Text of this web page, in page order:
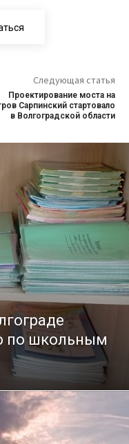
Следующая статья
Проектирование моста на
Сарпинский стартовало
в Волгоградской области
по школьным